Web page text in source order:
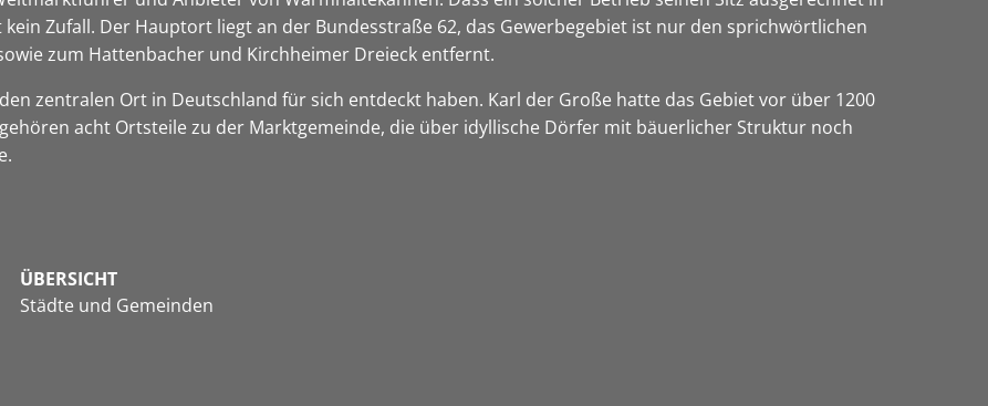
Zufall. Der Hauptort liegt an der Bundesstraße 62, das Gewerbegebiet ist nur den sprichwörtlichen
zum Hattenbacher und Kirchheimer Dreieck entfernt.
zentralen Ort in Deutschland für sich entdeckt haben. Karl der Große hatte das Gebiet vor über 1200
acht Ortsteile zu der Marktgemeinde, die über idyllische Dörfer mit bäuerlicher Struktur noch
ÜBERSICHT
Städte und Gemeinden